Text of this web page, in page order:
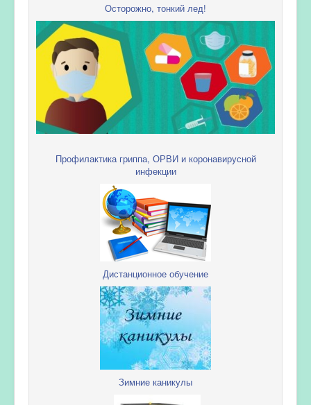
Осторожно, тонкий лед!
Профилактика гриппа, ОРВИ и коронавирусной
инфекции
Дистанционное обучение
Зимние каникулы